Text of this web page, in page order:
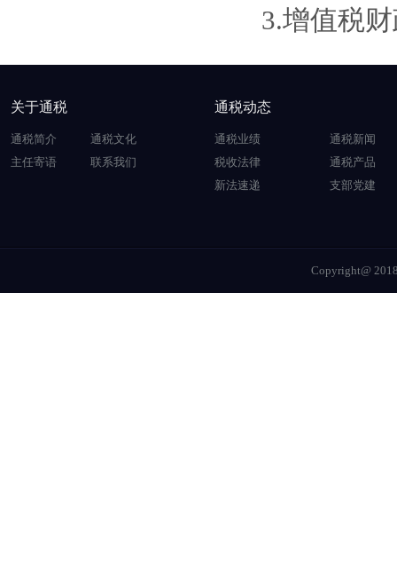
3.增值税
关于通税
通税简介
通税文化
主任寄语
联系我们
通税动态
通税业绩
通税新闻
税收法律
通税产品
新法速递
支部党建
Copyright@